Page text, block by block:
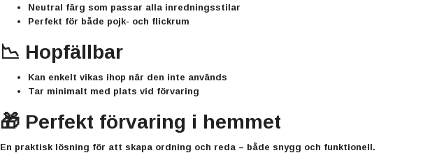
Neutral färg som passar alla inredningsstilar
Perfekt för både pojk- och flickrum
📉 Hopfällbar
Kan enkelt vikas ihop när den inte används
Tar minimalt med plats vid förvaring
🎁 Perfekt förvaring i hemmet
En praktisk lösning för att skapa ordning och reda – både snygg och funktionell.